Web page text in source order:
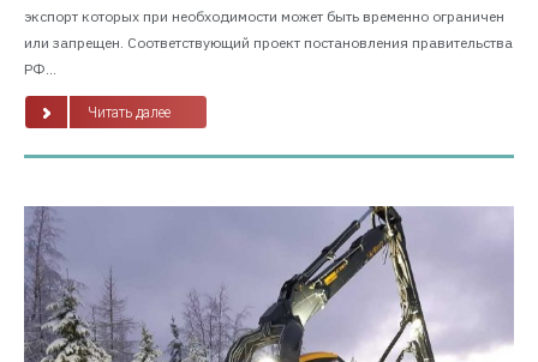
экспорт которых при необходимости может быть временно ограничен
или запрещен. Соответствующий проект постановления правительства
РФ...
Читать далее